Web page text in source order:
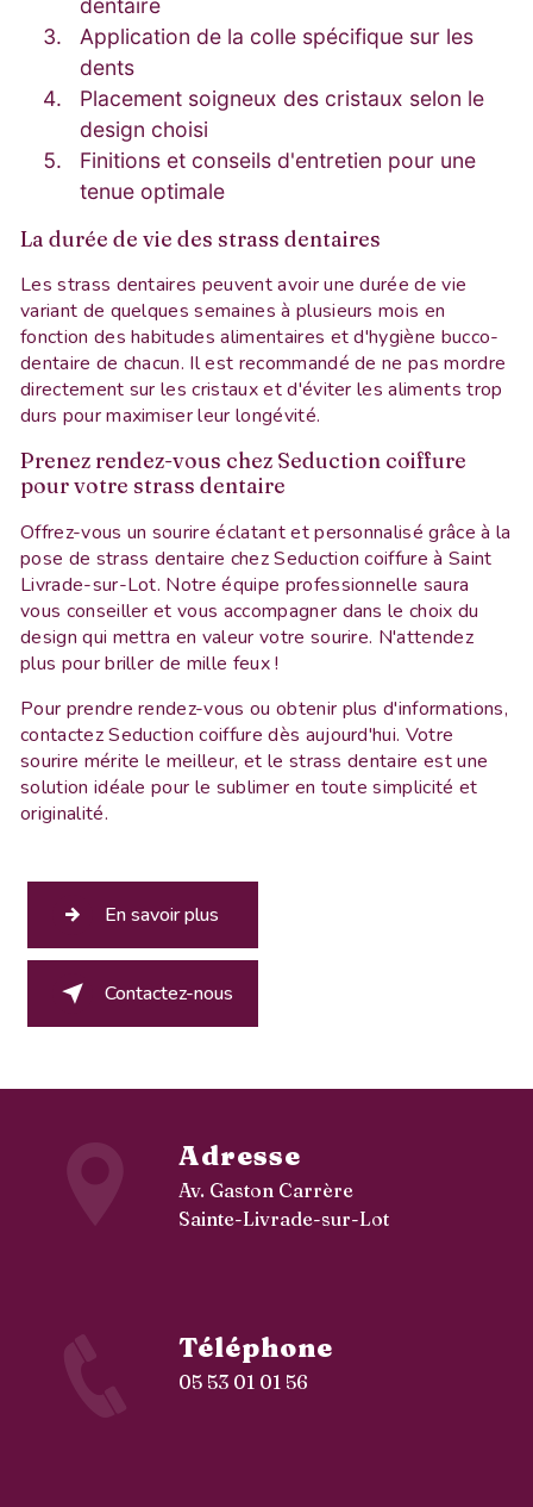
dentaire
Application de la colle spécifique sur les
dents
Placement soigneux des cristaux selon le
design choisi
Finitions et conseils d'entretien pour une
tenue optimale
La durée de vie des strass dentaires
Les strass dentaires peuvent avoir une durée de vie
variant de quelques semaines à plusieurs mois en
fonction des habitudes alimentaires et d'hygiène bucco-
dentaire de chacun. Il est recommandé de ne pas mordre
directement sur les cristaux et d'éviter les aliments trop
durs pour maximiser leur longévité.
Prenez rendez-vous chez Seduction coiffure
pour votre strass dentaire
Offrez-vous un sourire éclatant et personnalisé grâce à la
pose de strass dentaire chez Seduction coiffure à Saint
Livrade-sur-Lot. Notre équipe professionnelle saura
vous conseiller et vous accompagner dans le choix du
design qui mettra en valeur votre sourire. N'attendez
plus pour briller de mille feux !
Pour prendre rendez-vous ou obtenir plus d'informations,
contactez Seduction coiffure dès aujourd'hui. Votre
sourire mérite le meilleur, et le strass dentaire est une
solution idéale pour le sublimer en toute simplicité et
originalité.
En savoir plus
Contactez-nous
Adresse
Av. Gaston Carrère
Sainte-Livrade-sur-Lot
Téléphone
05 53 01 01 56